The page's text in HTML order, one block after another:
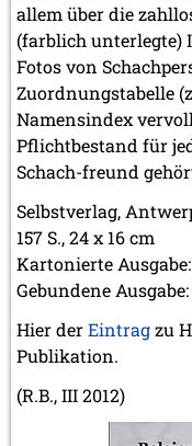
allem über die
(farblich unterlegte)
Fotos von
Zuordnungstabelle
Namensindex
Pflichtbestand für
Schach-freund
Selbstverlag,
157 S., 24 x 16 cm
Kartonierte
Gebundene Ausgabe:
Hier derEintragzu
Publikation.
(R.B., III 2012)